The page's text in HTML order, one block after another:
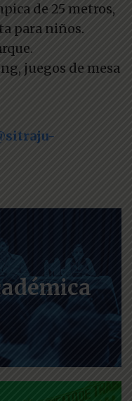
de 25 metros,
para niños.
juegos de mesa